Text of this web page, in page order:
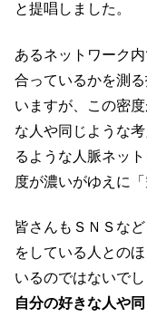
と提唱しました。
あるネットワーク
合っているかを測
いますが、この密
な人や同じような
るような人脈ネッ
度が濃いがゆえに
皆さんもＳＮＳな
をしている人との
いるのではないで
自分の好きな人や